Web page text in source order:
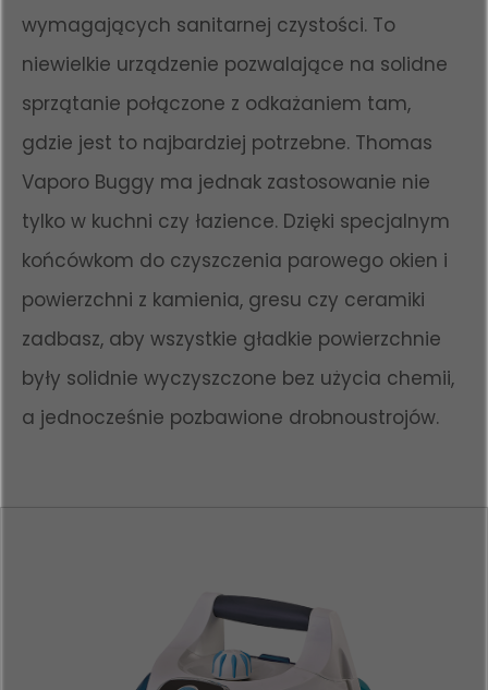
wymagających sanitarnej czystości. To
niewielkie urządzenie pozwalające na solidne
sprzątanie połączone z odkażaniem tam,
gdzie jest to najbardziej potrzebne. Thomas
Vaporo Buggy ma jednak zastosowanie nie
tylko w kuchni czy łazience. Dzięki specjalnym
końcówkom do czyszczenia parowego okien i
powierzchni z kamienia, gresu czy ceramiki
zadbasz, aby wszystkie gładkie powierzchnie
były solidnie wyczyszczone bez użycia chemii,
a jednocześnie pozbawione drobnoustrojów.